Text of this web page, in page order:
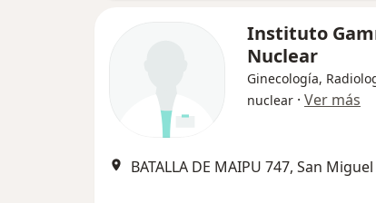
Instituto
Nuclear
Ginecología,
nuclear · Ver más